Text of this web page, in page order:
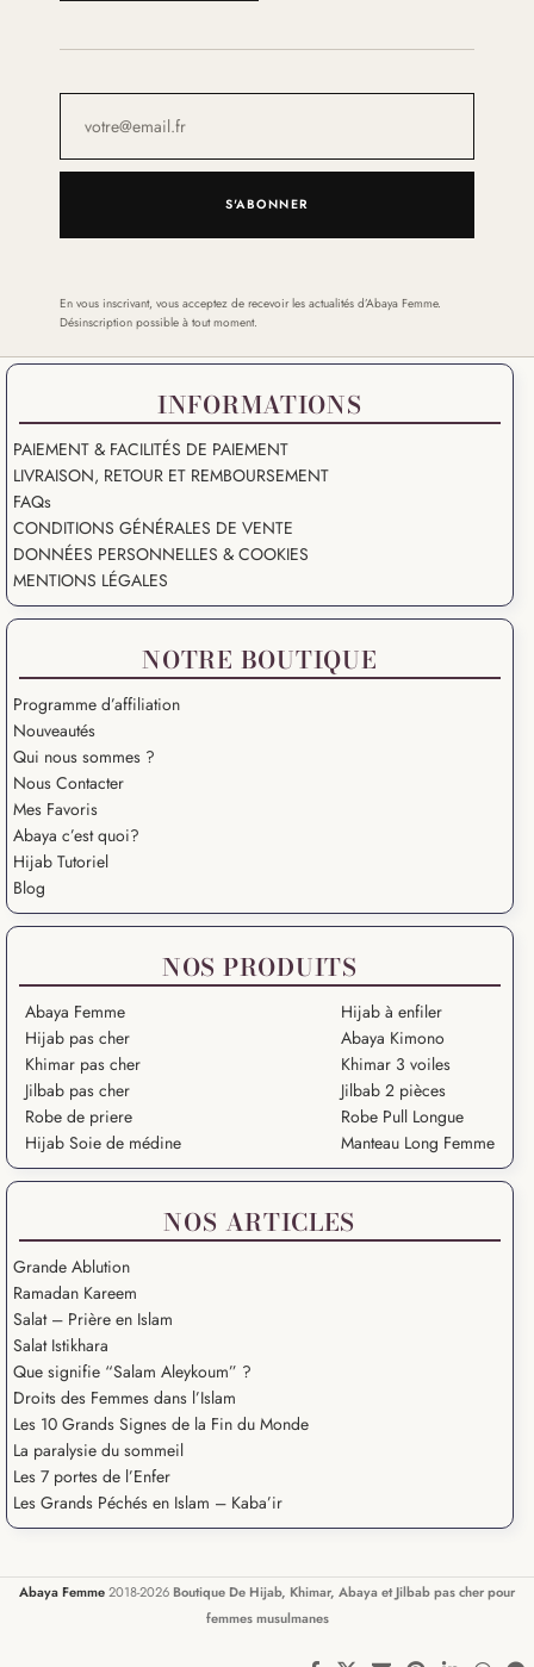
S'ABONNER
En vous inscrivant, vous acceptez de recevoir les actualités d’Abaya Femme.
Désinscription possible à tout moment.
INFORMATIONS
PAIEMENT & FACILITÉS DE PAIEMENT
LIVRAISON, RETOUR ET REMBOURSEMENT
FAQs
CONDITIONS GÉNÉRALES DE VENTE
DONNÉES PERSONNELLES & COOKIES
MENTIONS LÉGALES
NOTRE BOUTIQUE
Programme d’affiliation
Nouveautés
Qui nous sommes ?
Nous Contacter
Mes Favoris
Abaya c’est quoi?
Hijab Tutoriel
Blog
NOS PRODUITS
Abaya Femme
Hijab pas cher
Khimar pas cher
Jilbab pas cher
Robe de priere
Hijab Soie de médine
Hijab à enfiler
Abaya Kimono
Khimar 3 voiles
Jilbab 2 pièces
Robe Pull Longue
Manteau Long Femme
NOS ARTICLES
Grande Ablution
Ramadan Kareem
Salat – Prière en Islam
Salat Istikhara
Que signifie “Salam Aleykoum” ?
Droits des Femmes dans l’Islam
Les 10 Grands Signes de la Fin du Monde
La paralysie du sommeil
Les 7 portes de l’Enfer
Les Grands Péchés en Islam – Kaba’ir
Abaya Femme2018-2026 Boutique De Hijab, Khimar, Abaya et Jilbab pas cher pour
femmes musulmanes